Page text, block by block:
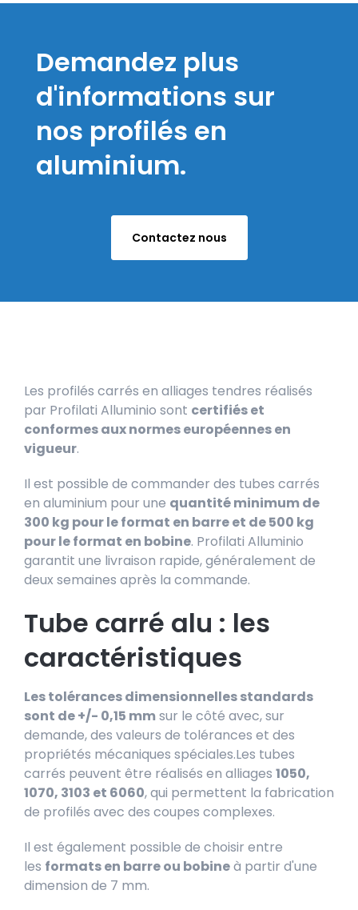
Demandez plus
d'informations sur
nos profilés en
aluminium.
Contactez nous
Les profilés carrés en alliages tendres réalisés
par Profilati Alluminio sont certifiés et
conformes aux normes européennes en
vigueur.
Il est possible de commander des tubes carrés
en aluminium pour une quantité minimum de
300 kg pour le format en barre et de 500 kg
pour le format en bobine. Profilati Alluminio
garantit une livraison rapide, généralement de
deux semaines après la commande.
Tube carré alu : les
caractéristiques
Les tolérances dimensionnelles standards
sont de +/- 0,15 mmsur le côté avec, sur
demande, des valeurs de tolérances et des
propriétés mécaniques spéciales.Les tubes
carrés peuvent être réalisés en alliages 1050,
1070, 3103 et 6060, qui permettent la fabrication
de profilés avec des coupes complexes.
Il est également possible de choisir entre
les formats en barre ou bobineà partir d'une
dimension de 7 mm.